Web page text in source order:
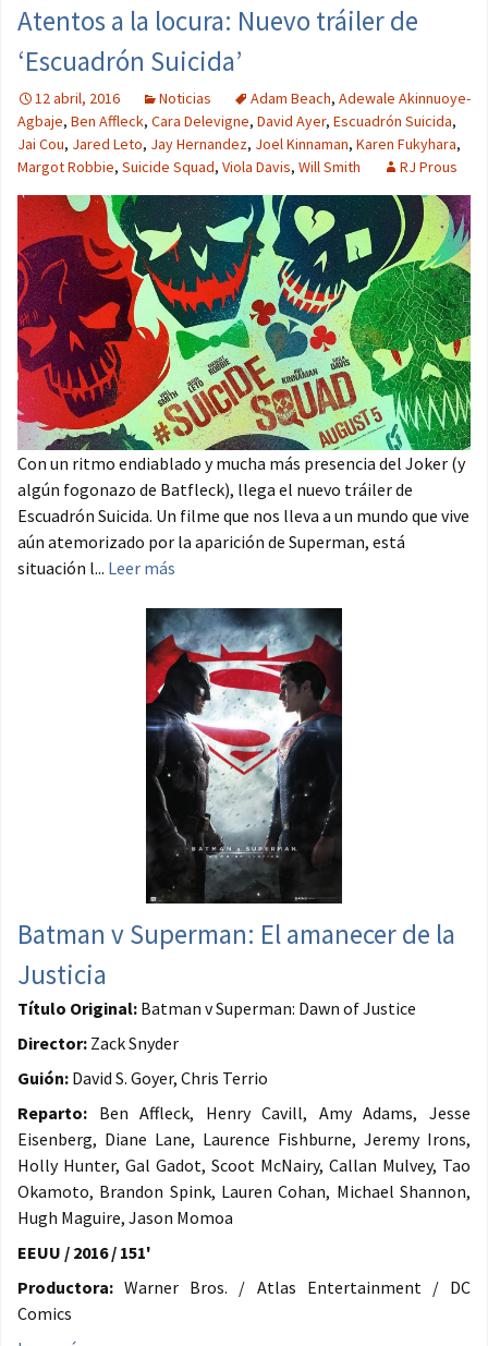
Atentos a la locura: Nuevo tráiler de
‘Escuadrón Suicida’
12 abril, 2016 Noticias Adam Beach, Adewale Akinnuoye-
Agbaje, Ben Affleck, Cara Delevigne, David Ayer, Escuadrón Suicida,
Jai Cou, Jared Leto, Jay Hernandez, Joel Kinnaman, Karen Fukyhara,
Margot Robbie, Suicide Squad, Viola Davis, Will Smith RJ Prous
Con un ritmo endiablado y mucha más presencia del Joker (y
algún fogonazo de Batfleck), llega el nuevo tráiler de
Escuadrón Suicida. Un filme que nos lleva a un mundo que vive
aún atemorizado por la aparición de Superman, está
situación l... Leer más
Batman v Superman: El amanecer de la
Justicia
Título Original: Batman v Superman: Dawn of Justice
Director: Zack Snyder
Guión: David S. Goyer, Chris Terrio
Reparto: Ben Affleck, Henry Cavill, Amy Adams, Jesse
Eisenberg, Diane Lane, Laurence Fishburne, Jeremy Irons,
Holly Hunter, Gal Gadot, Scoot McNairy, Callan Mulvey, Tao
Okamoto, Brandon Spink, Lauren Cohan, Michael Shannon,
Hugh Maguire, Jason Momoa
EEUU / 2016 / 151'
Productora: Warner Bros. / Atlas Entertainment / DC
Comics